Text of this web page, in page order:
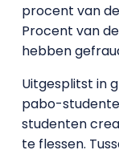
procent van
Procent van
hebben
Uitgesplitst in
pabo-
studenten
te flessen.